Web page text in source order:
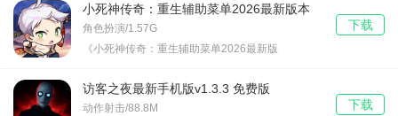
小死神传奇：重生辅助菜单2026最新版本
v1.2.24 免费版
角色扮演/1.57G
《小死神传奇：重生辅助菜单2026最新版
下载
访客之夜最新手机版v1.3.3 免费版
动作射击/88.8M
下载